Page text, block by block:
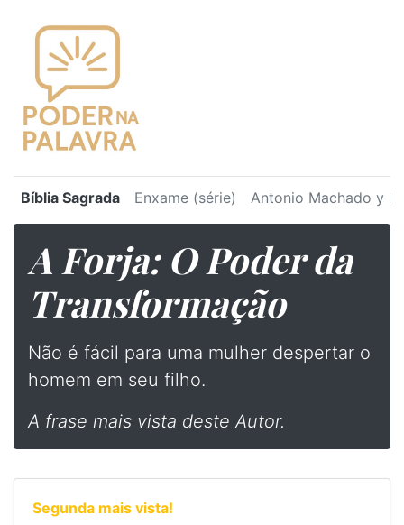
Bíblia Sagrada Enxame (série) Antonio Machado y
A Forja: O Poder da
Transformação
⁠Não é fácil para uma mulher despertar o
homem em seu filho.
A frase mais vista deste Autor.
Segunda mais vista!